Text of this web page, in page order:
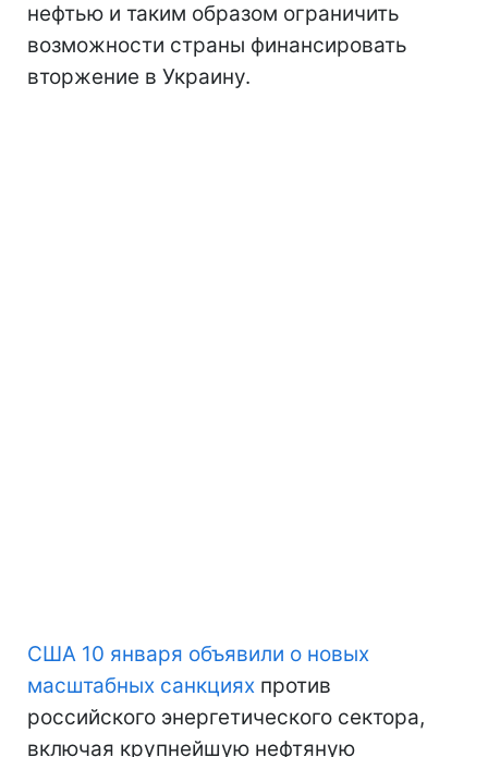
нефтью и таким образом ограничить
возможности страны финансировать
вторжение в Украину.
США 10 января объявили о новых
масштабных санкциях против
российского энергетического сектора,
включая крупнейшую нефтяную